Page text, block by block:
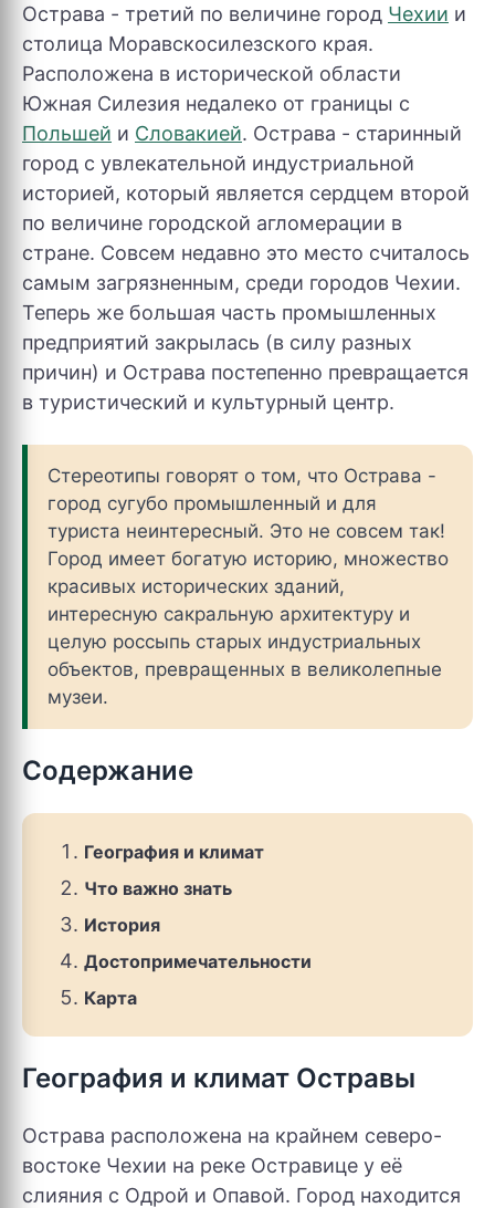
Острава - третий по величине город Чехии и
столица Моравскосилезского края.
Расположена в исторической области
Южная Силезия недалеко от границы с
Польшей и Словакией. Острава - старинный
город с увлекательной индустриальной
историей, который является сердцем второй
по величине городской агломерации в
стране. Совсем недавно это место считалось
самым загрязненным, среди городов Чехии.
Теперь же большая часть промышленных
предприятий закрылась (в силу разных
причин) и Острава постепенно превращается
в туристический и культурный центр.
Стереотипы говорят о том, что Острава -
город сугубо промышленный и для
туриста неинтересный. Это не совсем так!
Город имеет богатую историю, множество
красивых исторических зданий,
интересную сакральную архитектуру и
целую россыпь старых индустриальных
объектов, превращенных в великолепные
музеи.
Содержание
География и климат
Что важно знать
История
Достопримечательности
Карта
География и климат Остравы
Острава расположена на крайнем северо-
востоке Чехии на реке Остравице у её
слияния с Одрой и Опавой. Город находится